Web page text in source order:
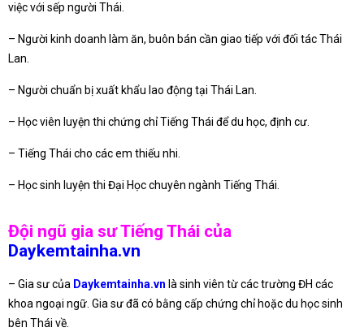
việc với sếp người Thái.
– Người kinh doanh làm ăn, buôn bán cần giao tiếp với đối tác Thái
Lan.
– Người chuẩn bị xuất khẩu lao động tại Thái Lan.
– Học viên luyện thi chứng chỉ Tiếng Thái để du học, định cư.
– Tiếng Thái cho các em thiếu nhi.
– Học sinh luyện thi Đại Học chuyên ngành Tiếng Thái.
Đội ngũ gia sư Tiếng Thái của
Daykemtainha.vn
– Gia sư của Daykemtainha.vn là sinh viên từ các trường ĐH các
khoa ngoại ngữ. Gia sư đã có bằng cấp chứng chỉ hoặc du học sinh
bên Thái về.